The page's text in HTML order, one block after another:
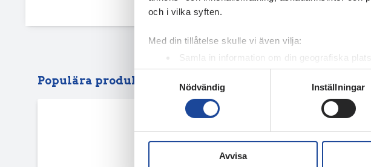
och i vilka syften.
Med din tillåtelse skulle vi även vilja:
Samla in information om din geografiska
Identifiera din enhet genom att aktivt
Ta reda på mer om hur dina personliga uppgifter
eller dra tillbaka ditt samtycke när som helst från
Vi använder enhetsidentifierare för att anpassa
till de sociala medier och annons- och
Samtyckesval
Nödvändig
Inställningar
Avvisa
Populära produkter